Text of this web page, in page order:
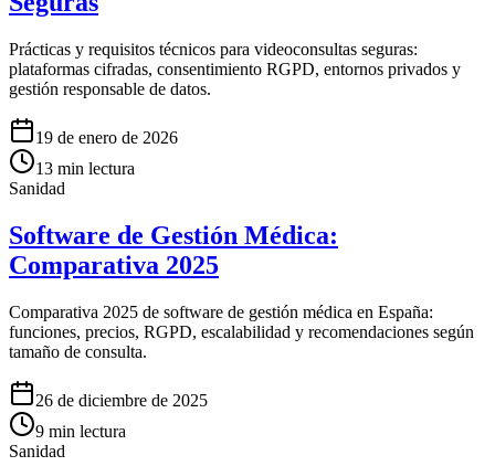
Prácticas y requisitos técnicos para videoconsultas seguras:
plataformas cifradas, consentimiento RGPD, entornos privados y
gestión responsable de datos.
19 de enero de 2026
13 min lectura
Sanidad
Software de Gestión Médica:
Comparativa 2025
Comparativa 2025 de software de gestión médica en España:
funciones, precios, RGPD, escalabilidad y recomendaciones según
tamaño de consulta.
26 de diciembre de 2025
9 min lectura
Sanidad